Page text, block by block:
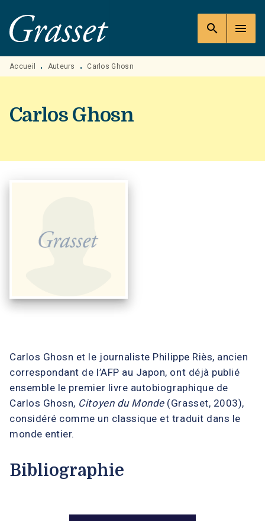
MENU RECHERCHE
PIED DE PAGE
search menu
Accueil • Auteurs • Carlos Ghosn
Carlos Ghosn
Carlos Ghosn et le journaliste Philippe Riès, ancien
correspondant de l’AFP au Japon, ont déjà publié
ensemble le premier livre autobiographique de
Carlos Ghosn, Citoyen du Monde(Grasset, 2003),
considéré comme un classique et traduit dans le
monde entier.
Bibliographie